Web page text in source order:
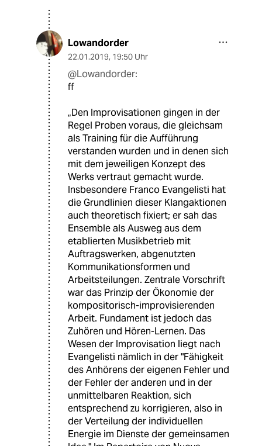
Lowandorder
22.01.2019, 19:50 Uhr
@Lowandorder:
ff
„Den Improvisationen gingen in der
Regel Proben voraus, die gleichsam
als Training für die Aufführung
verstanden wurden und in denen sich
mit dem jeweiligen Konzept des
Werks vertraut gemacht wurde.
Insbesondere Franco Evangelisti hat
die Grundlinien dieser Klangaktionen
auch theoretisch fixiert; er sah das
Ensemble als Ausweg aus dem
etablierten Musikbetrieb mit
Auftragswerken, abgenutzten
Kommunikationsformen und
Arbeitsteilungen. Zentrale Vorschrift
war das Prinzip der Ökonomie der
kompositorisch-improvisierenden
Arbeit. Fundament ist jedoch das
Zuhören und Hören-Lernen. Das
Wesen der Improvisation liegt nach
Evangelisti nämlich in der "Fähigkeit
des Anhörens der eigenen Fehler und
der Fehler der anderen und in der
unmittelbaren Reaktion, sich
entsprechend zu korrigieren, also in
der Verteilung der individuellen
Energie im Dienste der gemeinsamen